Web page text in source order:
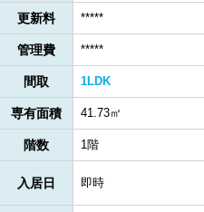
更新料 *****
管理費 *****
間取 1LDK
専有面積 41.73㎡
階数 1階
入居日 即時